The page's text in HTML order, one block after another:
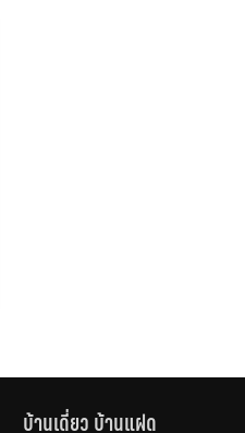
บ้านเดี่ยว บ้านแฝด